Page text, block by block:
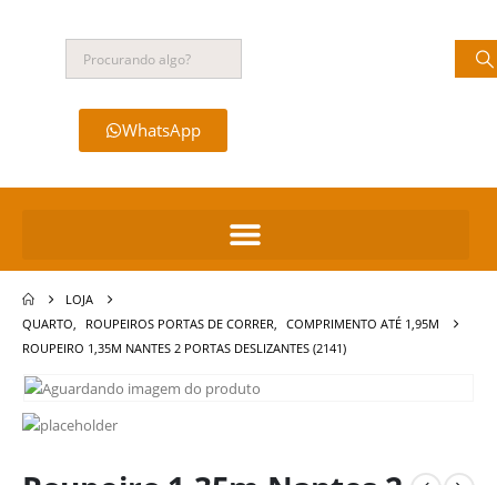
WhatsApp
LOJA
QUARTO
ROUPEIROS PORTAS DE CORRER
COMPRIMENTO ATÉ 1,95M
ROUPEIRO 1,35M NANTES 2 PORTAS DESLIZANTES (2141)